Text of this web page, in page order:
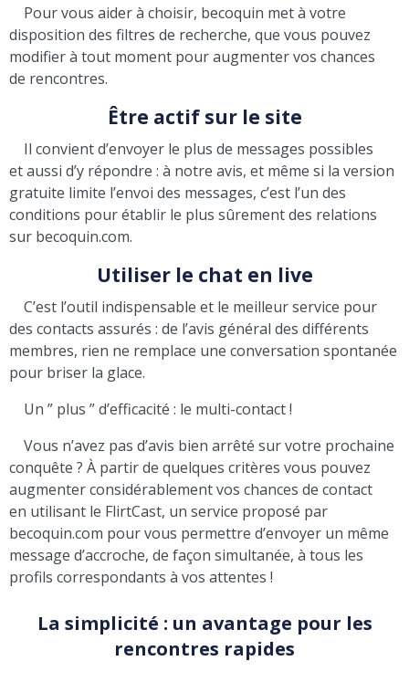
Pour vous aider à choisir, becoquin met à votre
disposition des filtres de recherche, que vous pouvez
modifier à tout moment pour augmenter vos chances
de rencontres.
Être actif sur le site
Il convient d’envoyer le plus de messages possibles
et aussi d’y répondre : à notre avis, et même si la version
gratuite limite l’envoi des messages, c’est l’un des
conditions pour établir le plus sûrement des relations
sur becoquin.com.
Utiliser le chat en live
C’est l’outil indispensable et le meilleur service pour
des contacts assurés : de l’avis général des différents
membres, rien ne remplace une conversation spontanée
pour briser la glace.
Un ” plus ” d’efficacité : le multi-contact !
Vous n’avez pas d’avis bien arrêté sur votre prochaine
conquête ? À partir de quelques critères vous pouvez
augmenter considérablement vos chances de contact
en utilisant le FlirtCast, un service proposé par
becoquin.com pour vous permettre d’envoyer un même
message d’accroche, de façon simultanée, à tous les
profils correspondants à vos attentes !
La simplicité : un avantage pour les
rencontres rapides